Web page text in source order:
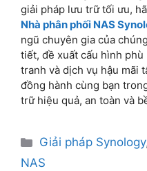
giải pháp lưu trữ tối ưu,
Nhà phân phối NAS
ngũ chuyên gia của
tiết, đề xuất cấu hình phù
tranh và dịch vụ hậu mãi
đồng hành cùng bạn
trữ hiệu quả, an toàn và
Giải pháp Synology
NAS